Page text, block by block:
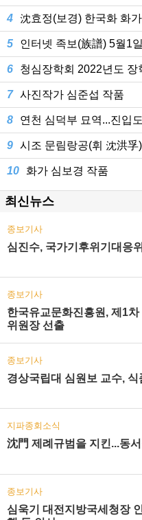
4 沈효정(보경) 한국화 화가
5 인터넷 족보(族譜) 5월1
6 청심장학회 2022년도 장
7 사진작가 심준섭 작품
8 연천 심덕부 묘역...진입
9 시조 문림랑공(휘 沈洪
10 화가 심보경 작품
최신뉴스
종보기사
심진수, 국가기후위기대응
종보기사
한국유교문화진흥원, 제1
위원장 선출
종보기사
경상국립대 심원보 교수,
지파종회소식
沈門 제례규범을 지킨...동
종보기사
심욱기 대전지방국세청장